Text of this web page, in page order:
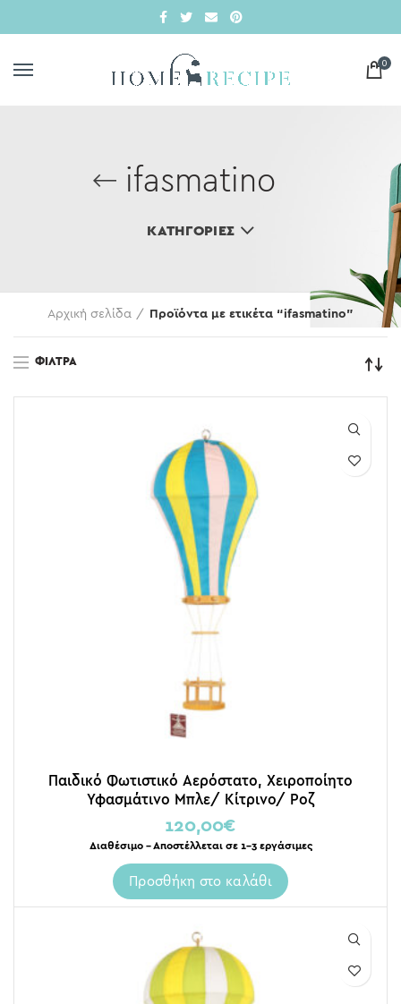
0
ifasmatino
ΚΑΤΗΓΟΡΊΕΣ
Αρχική σελίδα Προϊόντα με ετικέτα “ifasmatino”
ΦΊΛΤΡΑ
Παιδικό Φωτιστικό Αερόστατο, Χειροποίητο
Υφασμάτινο Μπλε/ Κίτρινο/ Ροζ
120,00€
Διαθέσιμο – Αποστέλλεται σε 1-3 εργάσιμες
Προσθήκη στο καλάθι